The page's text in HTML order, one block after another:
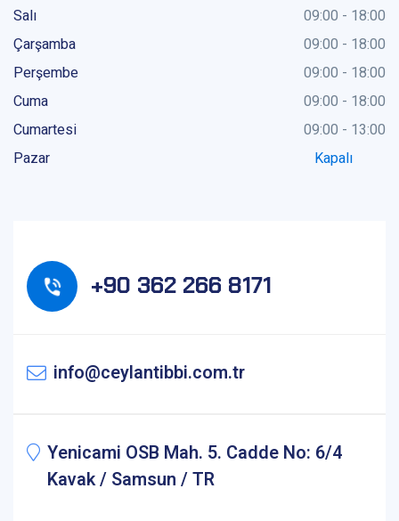
Salı
09:00 - 18:00
Çarşamba
09:00 - 18:00
Perşembe
09:00 - 18:00
Cuma
09:00 - 18:00
Cumartesi
09:00 - 13:00
Pazar
Kapalı
+90 362 266 8171
info@ceylantibbi.com.tr
Yenicami OSB Mah. 5. Cadde No: 6/4
Kavak / Samsun / TR